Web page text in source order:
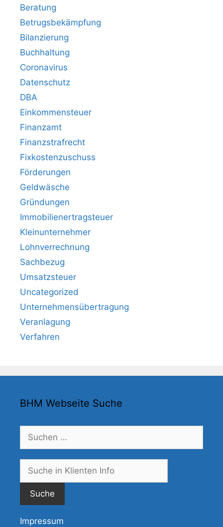
Beratung
Betrugsbekämpfung
Bilanzierung
Buchhaltung
Coronavirus
Datenschutz
DBA
Einkommensteuer
Finanzamt
Finanzstrafrecht
Fixkostenzuschuss
Förderungen
Geldwäsche
Gründungen
Immobilienertragsteuer
Kleinunternehmer
Lohnverrechnung
Sachbezug
Umsatzsteuer
Uncategorized
Unternehmensübertragung
Veranlagung
Verfahren
BHM Webseite Suche
Suchen
nach:
Impressum